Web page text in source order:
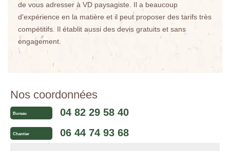
de vous adresser à VD paysagiste. Il a beaucoup
d'expérience en la matière et il peut proposer des tarifs très
compétitifs. Il établit aussi des devis gratuits et sans
engagement.
Nos coordonnées
Bureau 04 82 29 58 40
Chantier 06 44 74 93 68